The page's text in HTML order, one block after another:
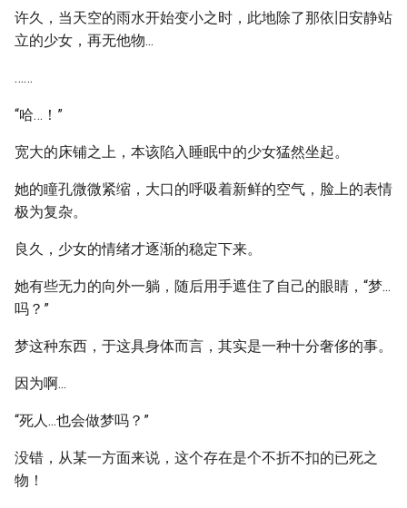
许久，当天空的雨水开始变小之时，此地除了那依旧安静站
立的少女，再无他物...
……
“哈…！”
宽大的床铺之上，本该陷入睡眠中的少女猛然坐起。
她的瞳孔微微紧缩，大口的呼吸着新鲜的空气，脸上的表情
极为复杂。
良久，少女的情绪才逐渐的稳定下来。
她有些无力的向外一躺，随后用手遮住了自己的眼睛，“梦...
吗？”
梦这种东西，于这具身体而言，其实是一种十分奢侈的事。
因为啊...
“死人...也会做梦吗？”
没错，从某一方面来说，这个存在是个不折不扣的已死之
物！